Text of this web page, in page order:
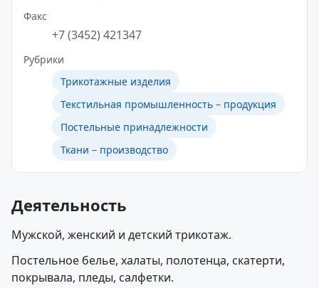
Факс
+7 (3452) 421347
Рубрики
Трикотажные изделия
Текстильная промышленность – продукция
Постельные принадлежности
Ткани – производство
Деятельность
Мужской, женский и детский трикотаж.
Постельное белье, халаты, полотенца, скатерти,
покрывала, пледы, салфетки.